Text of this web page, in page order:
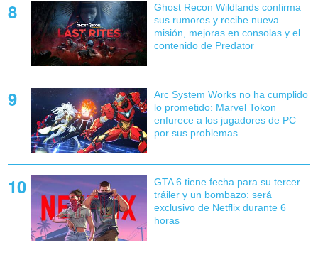
Ghost Recon Wildlands confirma
sus rumores y recibe nueva
misión, mejoras en consolas y el
contenido de Predator
Arc System Works no ha cumplido
lo prometido: Marvel Tokon
enfurece a los jugadores de PC
por sus problemas
GTA 6 tiene fecha para su tercer
tráiler y un bombazo: será
exclusivo de Netflix durante 6
horas